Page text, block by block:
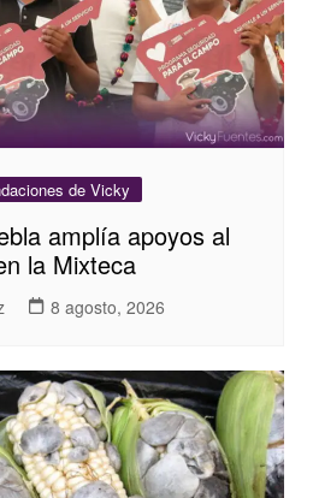
de Vicky
amplía apoyos al
la Mixteca
8 agosto, 2026